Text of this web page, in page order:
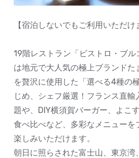
【宿泊しないでもご利用いただけ
19階レストラン「ビストロ・ブル
は地元で大人気の極上ブランドた
を贅沢に使用した「選べる4種の
じめ、シェフ厳選！フランス直
題や、DIY横須賀バーガー、よこ
食べ比べなど、多彩なメニューを
楽しみいただけます。
朝日に照らされた富士山、東京湾